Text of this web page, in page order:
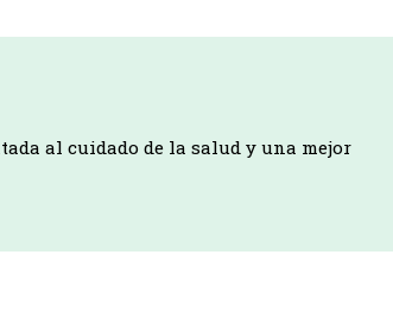
al cuidado de la salud y una mejor